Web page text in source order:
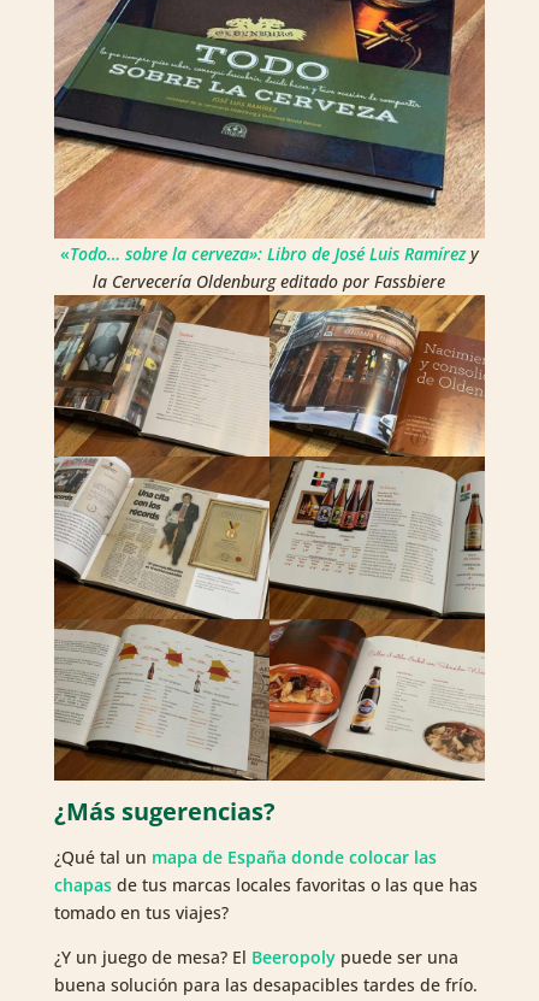
«Todo… sobre la cerveza»: Libro de José Luis Ramírezy
la Cervecería Oldenburg editado por Fassbiere
¿Más sugerencias?
¿Qué tal un mapa de España donde colocar las
chapasde tus marcas locales favoritas o las que has
tomado en tus viajes?
¿Y un juego de mesa? El Beeropolypuede ser una
buena solución para las desapacibles tardes de frío.